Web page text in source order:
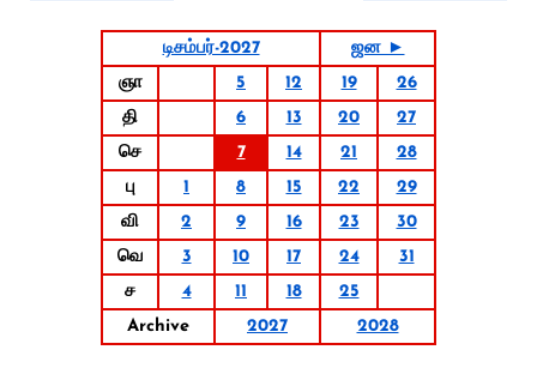
டிசம்பர்-2027
ஜன ►
ஞா
5 12 19
26
தி
6 13 20
27
செ
7 14 21
28
பு
1 8 15 22
29
வி
2 9 16 23
30
வெ
3 10 17 24
31
ச
4 11 18
25
Archive
2027 2028